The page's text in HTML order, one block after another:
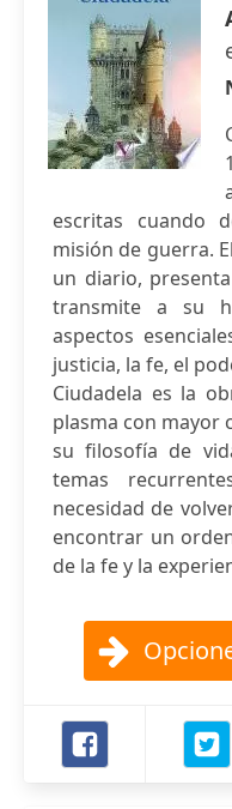
escritas cuando
misión de guerra.
un diario,
transmite a su
aspectos
justicia, la fe, el
Ciudadela es la
plasma con mayor
su filosofía de
temas
necesidad de
encontrar un
de la fe y la